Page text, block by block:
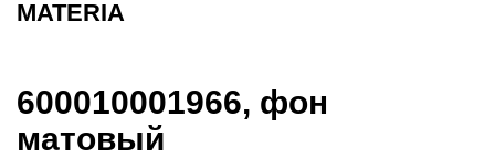
MATERIA
600010001966, фон
матовый